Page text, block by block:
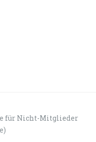
für Nicht-Mitglieder